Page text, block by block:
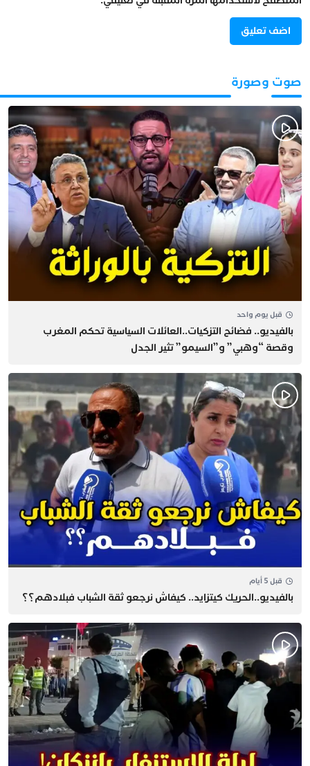
صوت وصورة
قبل يوم واحد
بالفيديو.. فضائح التزكيات..العائلات السياسية تحكم المغرب
وقصة “وهبي” و”السيمو” تثير الجدل
قبل 5 أيام
بالفيديو..الحريك كيتزايد.. كيفاش نرجعو ثقة الشباب فبلادهم؟؟